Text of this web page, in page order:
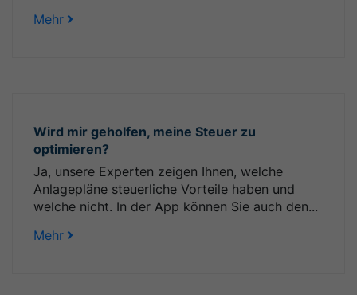
Mehr
Wird mir geholfen, meine Steuer zu
optimieren?
Ja, unsere Experten zeigen Ihnen, welche
Anlagepläne steuerliche Vorteile haben und
welche nicht. In der App können Sie auch den...
Mehr